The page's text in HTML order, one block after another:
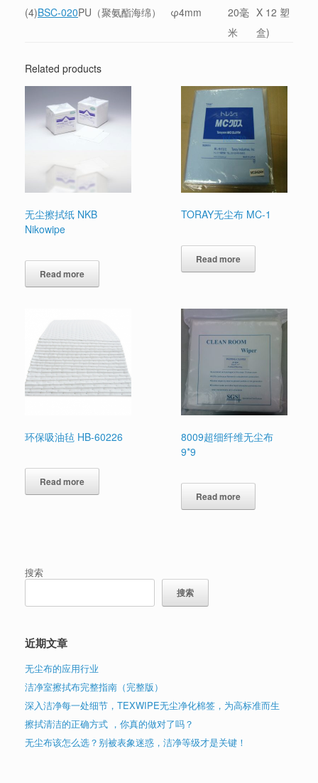
X 12 塑
盒)
(4)BSC-020PU（聚氨酯海绵） φ4mm
20毫
米
Related products
无尘擦拭纸 NKB
Nikowipe
Read more
TORAY无尘布 MC-1
Read more
环保吸油毡 HB-60226
Read more
8009超细纤维无尘布
9*9
Read more
搜索
搜索
近期文章
无尘布的应用行业
洁净室擦拭布完整指南（完整版）
深入洁净每一处细节，TEXWIPE无尘净化棉签，为高标准而生
擦拭清洁的正确方式 ，你真的做对了吗？
无尘布该怎么选？别被表象迷惑，洁净等级才是关键！